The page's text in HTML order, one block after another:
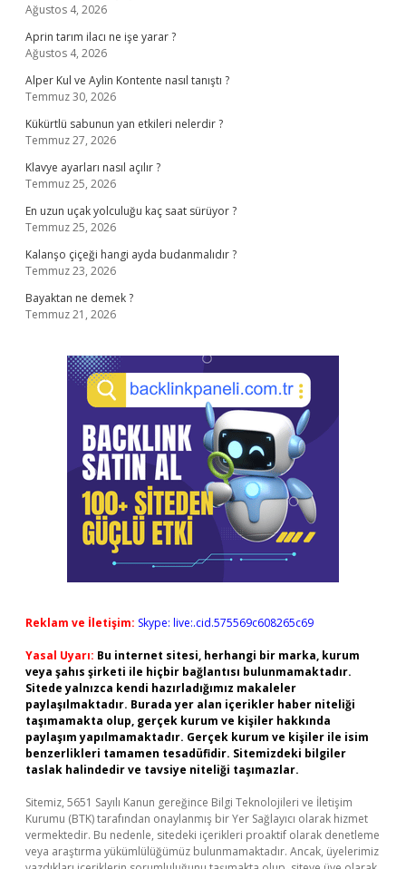
Ağustos 4, 2026
Aprin tarım ilacı ne işe yarar ?
Ağustos 4, 2026
Alper Kul ve Aylin Kontente nasıl tanıştı ?
Temmuz 30, 2026
Kükürtlü sabunun yan etkileri nelerdir ?
Temmuz 27, 2026
Klavye ayarları nasıl açılır ?
Temmuz 25, 2026
En uzun uçak yolculuğu kaç saat sürüyor ?
Temmuz 25, 2026
Kalanşo çiçeği hangi ayda budanmalıdır ?
Temmuz 23, 2026
Bayaktan ne demek ?
Temmuz 21, 2026
Reklam ve İletişim: Skype: live:.cid.575569c608265c69
Yasal Uyarı: Bu internet sitesi, herhangi bir marka, kurum
veya şahıs şirketi ile hiçbir bağlantısı bulunmamaktadır.
Sitede yalnızca kendi hazırladığımız makaleler
paylaşılmaktadır. Burada yer alan içerikler haber niteliği
taşımamakta olup, gerçek kurum ve kişiler hakkında
paylaşım yapılmamaktadır. Gerçek kurum ve kişiler ile isim
benzerlikleri tamamen tesadüfidir. Sitemizdeki bilgiler
taslak halindedir ve tavsiye niteliği taşımazlar.
Sitemiz, 5651 Sayılı Kanun gereğince Bilgi Teknolojileri ve İletişim
Kurumu (BTK) tarafından onaylanmış bir Yer Sağlayıcı olarak hizmet
vermektedir. Bu nedenle, sitedeki içerikleri proaktif olarak denetleme
veya araştırma yükümlülüğümüz bulunmamaktadır. Ancak, üyelerimiz